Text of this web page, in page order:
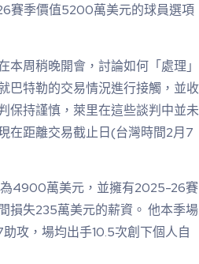
賽季價值5200萬美元的球員選項
本周稍晚開會，討論如何「處理」
巴特勒的交易情況進行接觸，並收
保持謹慎，萊里在這些談判中並未
在距離交易截止日(台灣時間2月7
4900萬美元，並擁有2025-26賽
損失235萬美元的薪資。 他本季場
攻，場均出手10.5次創下個人自